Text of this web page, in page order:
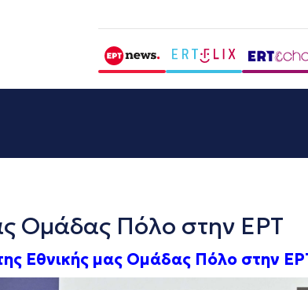
Ομάδας Πόλο στην ΕΡΤ
Εθνικής μας Ομάδας Πόλο στην